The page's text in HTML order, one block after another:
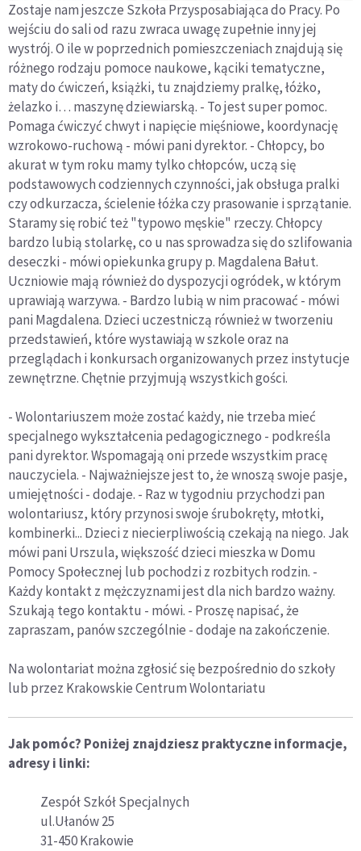
Zostaje nam jeszcze Szkoła Przysposabiająca do Pracy. Po
wejściu do sali od razu zwraca uwagę zupełnie inny jej
wystrój. O ile w poprzednich pomieszczeniach znajdują się
różnego rodzaju pomoce naukowe, kąciki tematyczne,
maty do ćwiczeń, książki, tu znajdziemy pralkę, łóżko,
żelazko i… maszynę dziewiarską. - To jest super pomoc.
Pomaga ćwiczyć chwyt i napięcie mięśniowe, koordynację
wzrokowo-ruchową - mówi pani dyrektor. - Chłopcy, bo
akurat w tym roku mamy tylko chłopców, uczą się
podstawowych codziennych czynności, jak obsługa pralki
czy odkurzacza, ścielenie łóżka czy prasowanie i sprzątanie.
Staramy się robić też "typowo męskie" rzeczy. Chłopcy
bardzo lubią stolarkę, co u nas sprowadza się do szlifowania
deseczki - mówi opiekunka grupy p. Magdalena Bałut.
Uczniowie mają również do dyspozycji ogródek, w którym
uprawiają warzywa. - Bardzo lubią w nim pracować - mówi
pani Magdalena. Dzieci uczestniczą również w tworzeniu
przedstawień, które wystawiają w szkole oraz na
przeglądach i konkursach organizowanych przez instytucje
zewnętrzne. Chętnie przyjmują wszystkich gości.
- Wolontariuszem może zostać każdy, nie trzeba mieć
specjalnego wykształcenia pedagogicznego - podkreśla
pani dyrektor. Wspomagają oni przede wszystkim pracę
nauczyciela. - Najważniejsze jest to, że wnoszą swoje pasje,
umiejętności - dodaje. - Raz w tygodniu przychodzi pan
wolontariusz, który przynosi swoje śrubokręty, młotki,
kombinerki... Dzieci z niecierpliwością czekają na niego. Jak
mówi pani Urszula, większość dzieci mieszka w Domu
Pomocy Społecznej lub pochodzi z rozbitych rodzin. -
Każdy kontakt z mężczyznami jest dla nich bardzo ważny.
Szukają tego kontaktu - mówi. - Proszę napisać, że
zapraszam, panów szczególnie - dodaje na zakończenie.
Na wolontariat można zgłosić się bezpośrednio do szkoły
lub przez Krakowskie Centrum Wolontariatu
Jak pomóc? Poniżej znajdziesz praktyczne informacje,
adresy i linki:
Zespół Szkół Specjalnych
ul.Ułanów 25
31-450 Krakowie